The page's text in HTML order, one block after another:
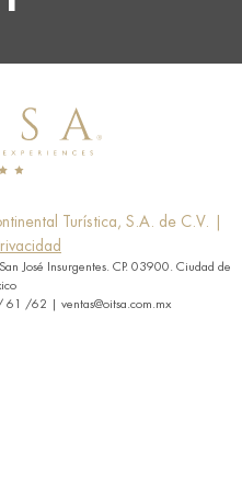
Turística, S.A. de C.V. |
José Insurgentes. CP. 03900. Ciudad de
/62 | ventas@oitsa.com.mx